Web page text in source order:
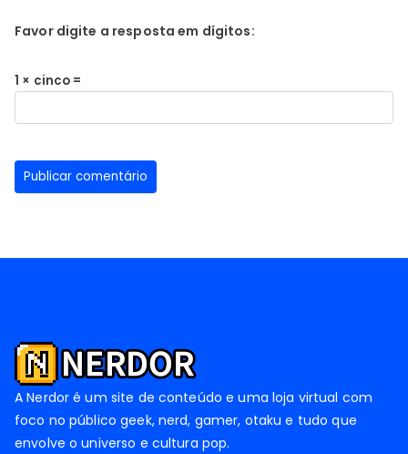
Favor digite a resposta em dígitos:
1 × cinco =
A Nerdor é um site de conteúdo e uma loja virtual com
foco no público geek, nerd, gamer, otaku e tudo que
envolve o universo e cultura pop.